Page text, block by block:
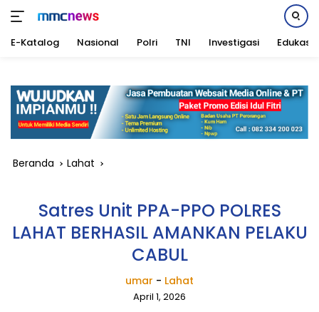
konten
E-Katalog Nasional Polri TNI Investigasi Edukasi
Beranda Lahat
Satres Unit PPA-PPO POLRES
LAHAT BERHASIL AMANKAN PELAKU
CABUL
umar - Lahat
April 1, 2026